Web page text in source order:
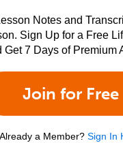
Notes and
Sign Up for a Free
Get 7 Days of Premium
Join for Free
Already a Member? Sign In